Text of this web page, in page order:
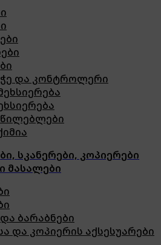
და კონტროლერი
სკანერები, კოპიერები
მასალები
ბარაბნები
და კოპიერის აქსესუარები